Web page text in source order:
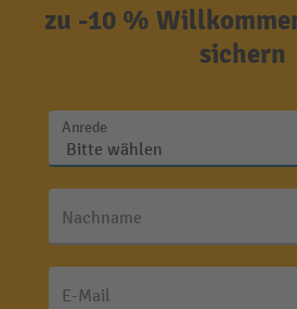
zu -10 %
sichern
Anrede
Nachname
E-Mail